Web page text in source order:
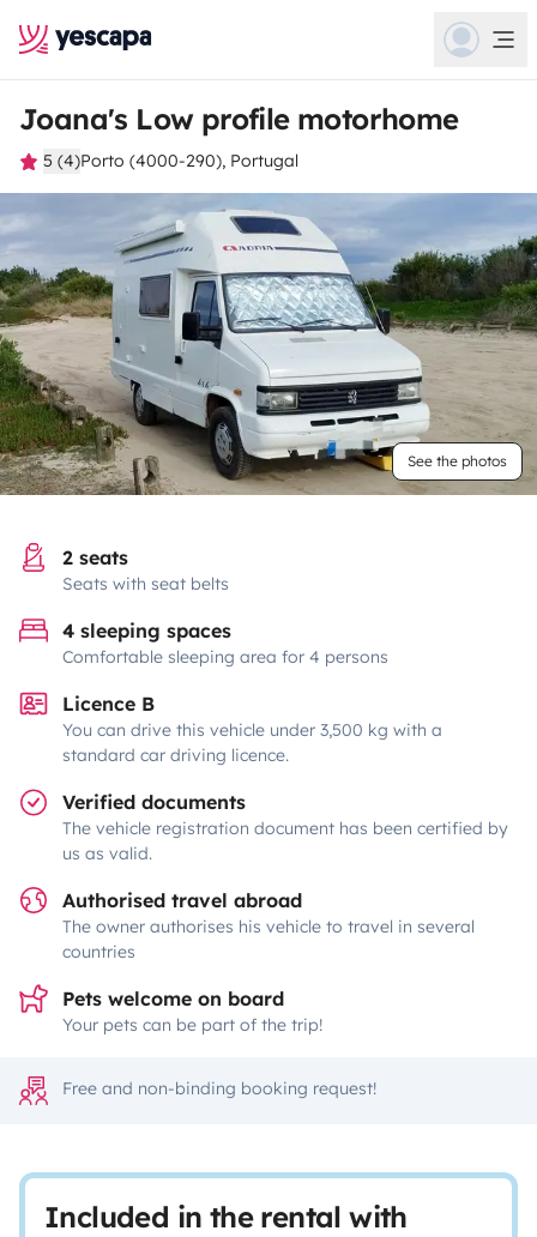
Joana's Low profile motorhome
5 (4)Porto (4000-290), Portugal
See the photos
2 seats
Seats with seat belts
4 sleeping spaces
Comfortable sleeping area for 4 persons
Licence B
You can drive this vehicle under 3,500 kg with a
standard car driving licence.
Verified documents
The vehicle registration document has been certified by
us as valid.
Authorised travel abroad
The owner authorises his vehicle to travel in several
countries
Pets welcome on board
Your pets can be part of the trip!
Free and non-binding booking request!
Included in the rental with